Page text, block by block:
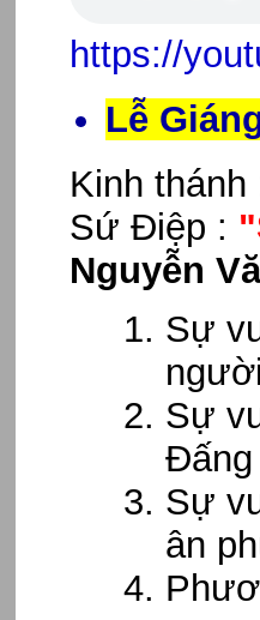
https://
Lễ
Kinh thánh
Sứ Điệp :
Nguyễn
Sự
người
Sự
Đấng
Sự
ân